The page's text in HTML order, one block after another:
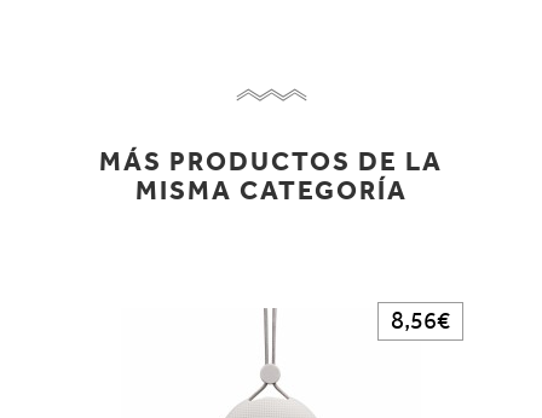
MÁS PRODUCTOS DE LA
MISMA CATEGORÍA
8,56€